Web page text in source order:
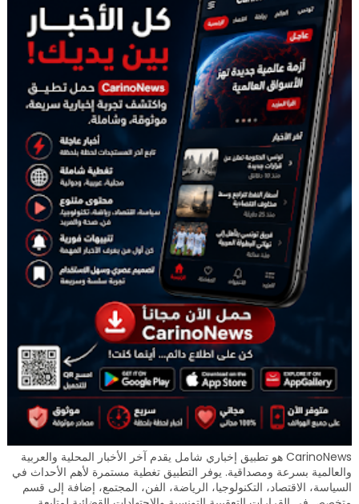
CarinoNews هو تطبيق إخباري شامل يقدم آخر الأخبار المحلية والعربية
والعالمية بسرعة ومصداقية. يوفر التطبيق تغطية مستمرة لأهم الأحداث في
السياسة، الاقتصاد، التكنولوجيا، الرياضة، الفن، المجتمع، إضافة إلى قسم